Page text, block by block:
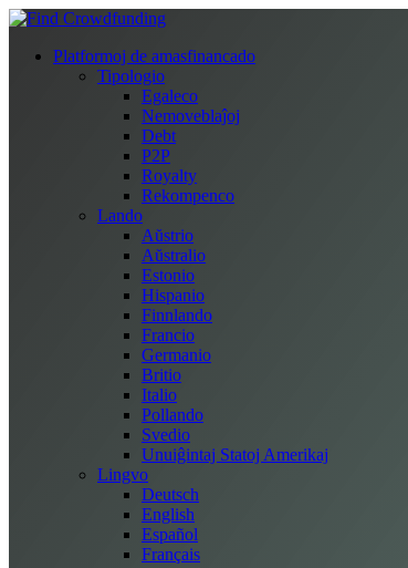
Platformoj de amasfinancado
Tipologio
Egaleco
Nemoveblaĵoj
Debt
P2P
Royalty
Rekompenco
Lando
Aŭstrio
Aŭstralio
Estonio
Hispanio
Finnlando
Francio
Germanio
Britio
Italio
Pollando
Svedio
Unuiĝintaj Statoj Amerikaj
Lingvo
Deutsch
English
Español
Français